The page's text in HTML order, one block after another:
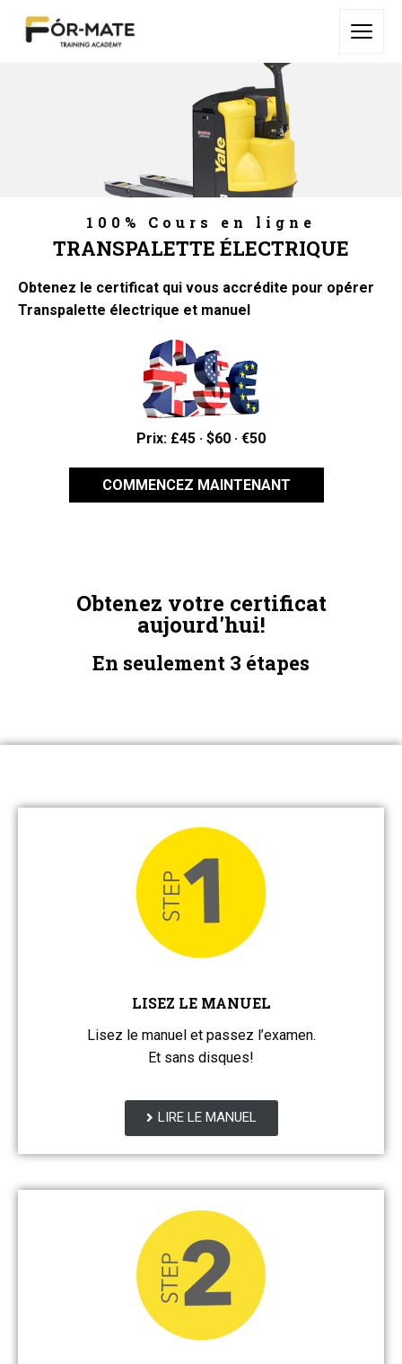
100% Cours en ligne
TRANSPALETTE ÉLECTRIQUE
Obtenez le certificat qui vous accrédite pour opérer
Transpalette électrique et manuel
Prix: £45 · $60 · €50
COMMENCEZ MAINTENANT
Obtenez votre certificat
aujourd'hui!
En seulement 3 étapes
LISEZ LE MANUEL
Lisez le manuel et passez l’examen.
Et sans disques!
LIRE LE MANUEL